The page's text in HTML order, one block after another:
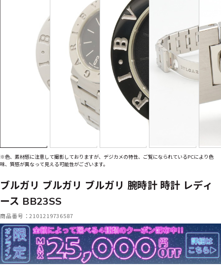
※色、素材感に注意して撮影しておりますが、デジカメの特性、ご覧になられているPCにより色
味、質感が異なって見える可能性がございます。
ブルガリ ブルガリ ブルガリ 腕時計 時計 レディ
ース BB23SS
商品番号：2101219736587